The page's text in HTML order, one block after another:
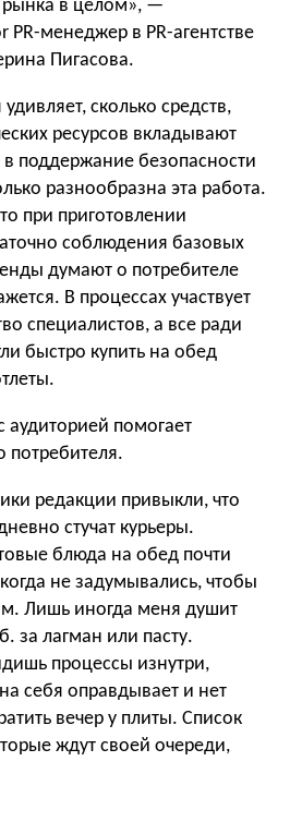
рынка в целом», —
PR-менеджер в PR-агентстве
Пигасова.
сколько средств,
ресурсов вкладывают
поддержание безопасности
разнообразна эта работа.
при приготовлении
соблюдения базовых
думают о потребителе
В процессах участвует
специалистов, а все ради
быстро купить на обед
аудиторией помогает
потребителя.
редакции привыкли, что
стучат курьеры.
блюда на обед почти
не задумывались, чтобы
Лишь иногда меня душит
за лагман или пасту.
процессы изнутри,
себя оправдывает и нет
вечер у плиты. Список
ждут своей очереди,